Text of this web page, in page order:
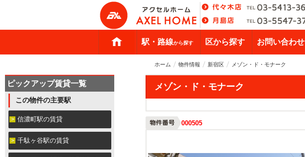
駅・路線から探す 区から探す お問い合わせ
ホーム 物件情報 新宿区 メゾン・ド・モナーク
メゾン・ド・モナーク
000505
ピックアップ賃貸一覧
この物件の主要駅
信濃町駅の賃貸
千駄ヶ谷駅の賃貸